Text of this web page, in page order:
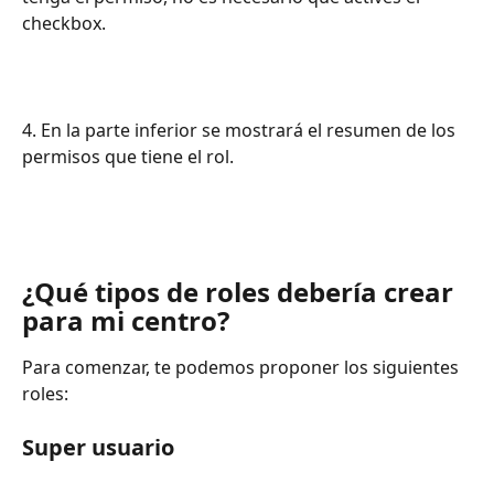
checkbox.
4. En la parte inferior se mostrará el resumen de los
permisos que tiene el rol.
¿Qué tipos de roles debería crear
para mi centro?
Para comenzar, te podemos proponer los siguientes
roles:
Super usuario